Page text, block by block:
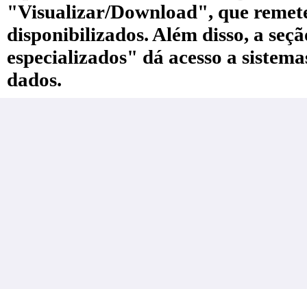
"Visualizar/Download", que
disponibilizados. Além disso, a
especializados" dá acesso a
dados.